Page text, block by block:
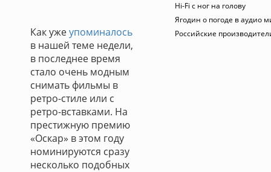
Как ужеупоминалось
в нашей теме недели,
в последнее время
стало очень модным
снимать фильмы в
ретро-стиле или с
ретро-вставками. На
престижную премию
«Оскар» в этом году
номинируются сразу
несколько подобных
Hi-Fi с ног на голову
Ягодин о погоде в аудио
Российские